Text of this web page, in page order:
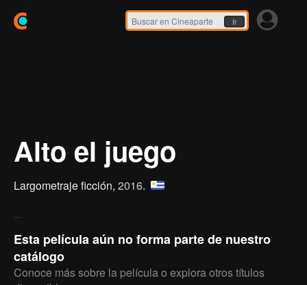
Ir
Alto el juego
Largometraje ficción, 2016.
Esta película aún no forma parte de nuestro
catálogo
Conoce más sobre la película o explora otros títulos